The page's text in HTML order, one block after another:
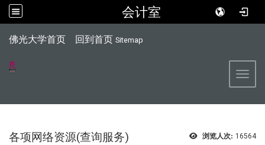
会计室
佛光大学首页 回到首页 Sitemap
浏览人次: 16564
各项网络资源(查询服务)